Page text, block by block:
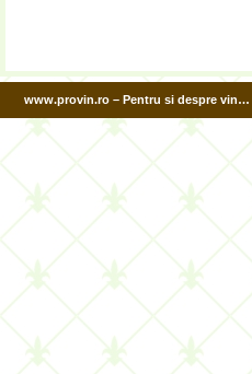
www.provin.ro – Pentru si despre vin…